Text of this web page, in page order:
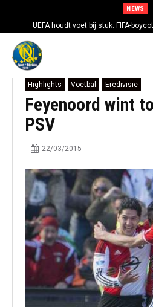
NEWS
UEFA houdt voet bij stuk: FIFA-
Highlights Voetbal Eredivisie
Feyenoord wint
PSV
22/03/2015